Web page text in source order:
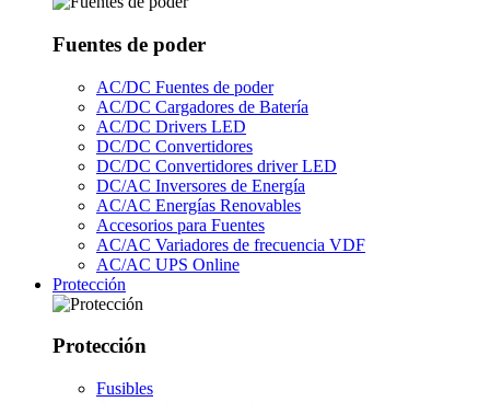
Fuentes de poder
AC/DC Fuentes de poder
AC/DC Cargadores de Batería
AC/DC Drivers LED
DC/DC Convertidores
DC/DC Convertidores driver LED
DC/AC Inversores de Energía
AC/AC Energías Renovables
Accesorios para Fuentes
AC/AC Variadores de frecuencia VDF
AC/AC UPS Online
Protección
Protección
Fusibles